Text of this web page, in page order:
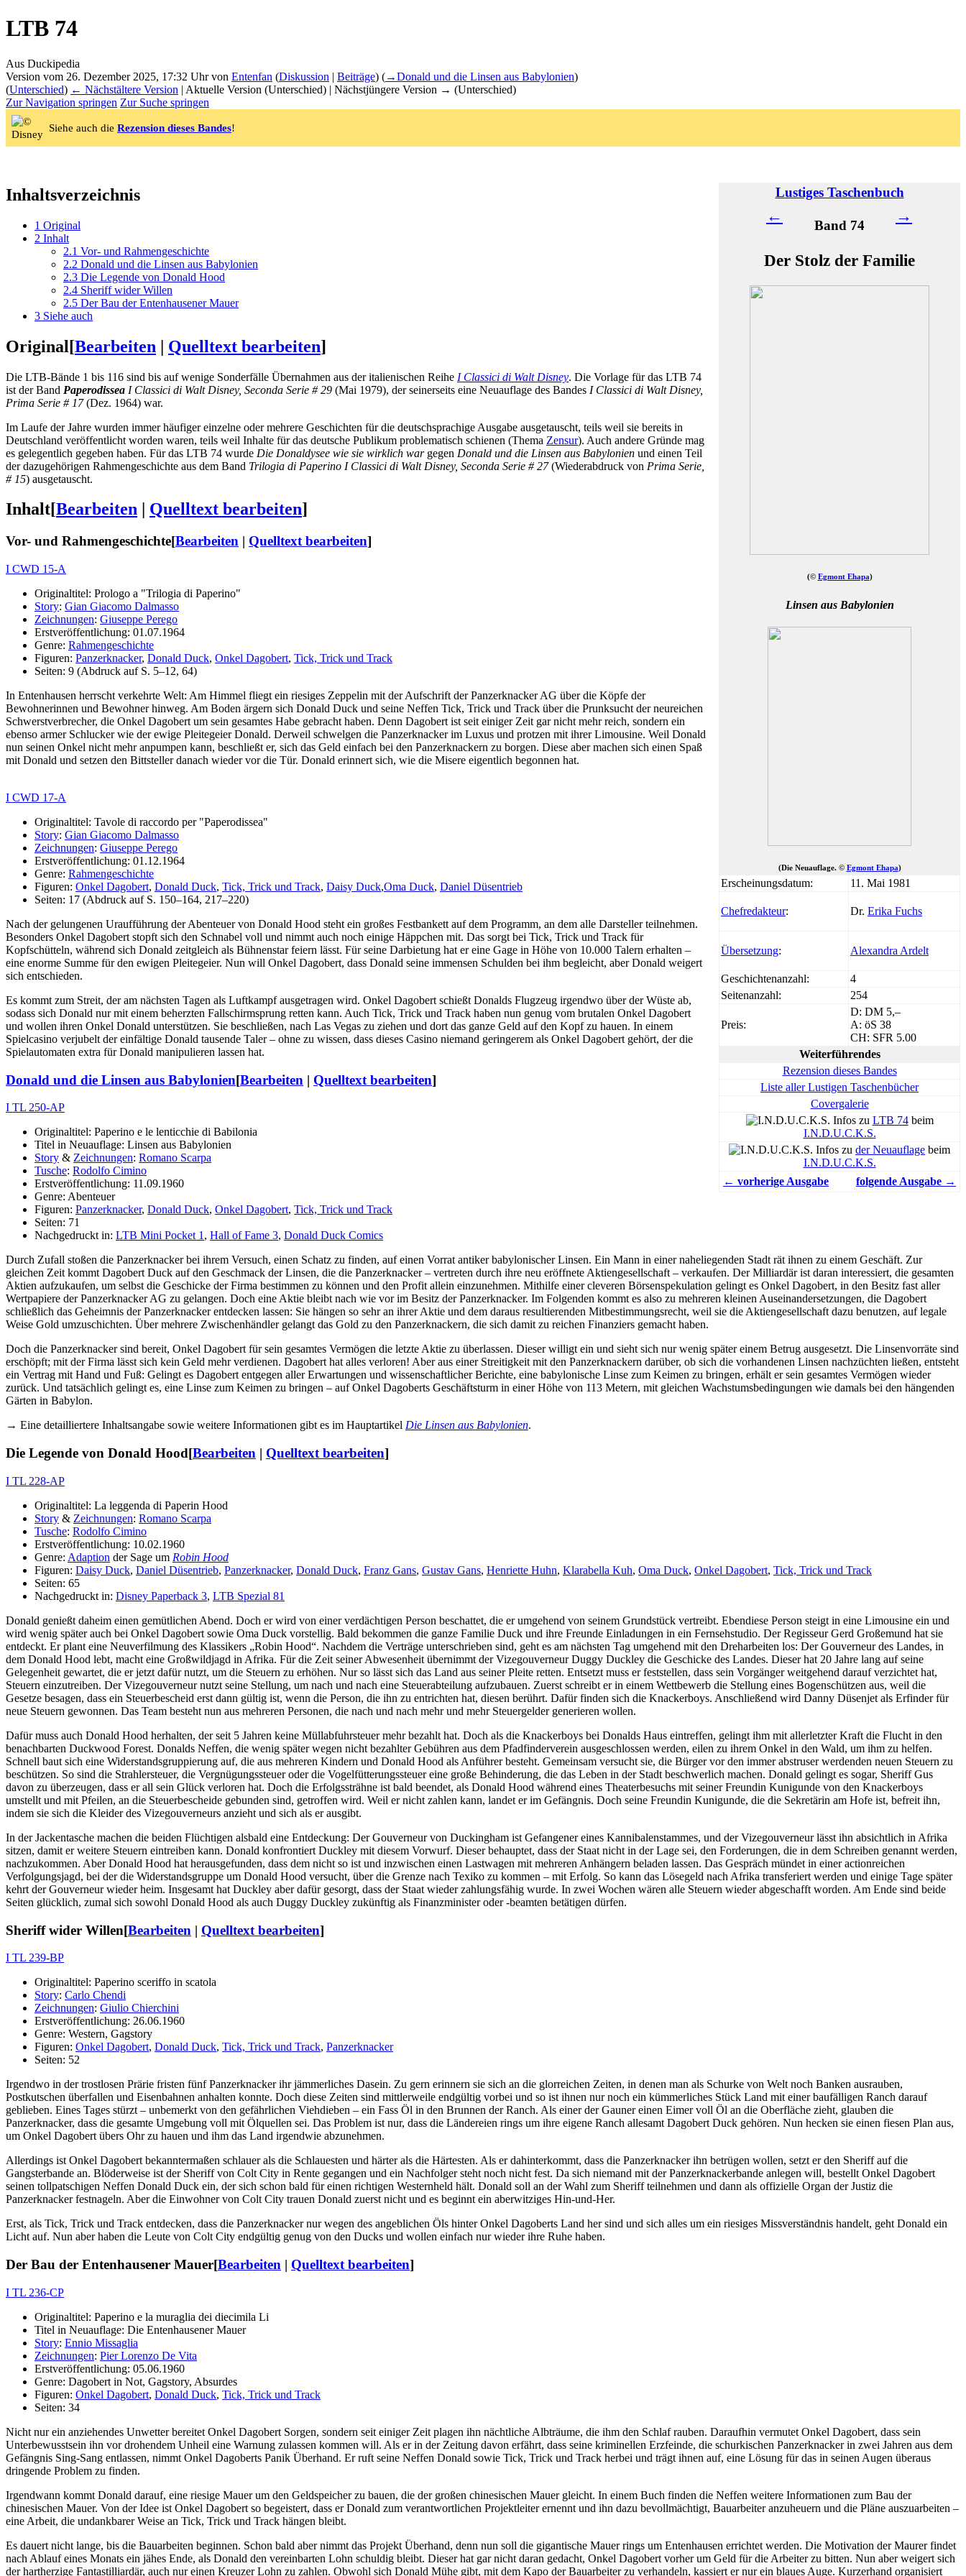
LTB 74
Aus Duckipedia
Version vom 26. Dezember 2025, 17:32 Uhr von Entenfan (Diskussion | Beiträge) (→Donald und die Linsen aus Babylonien)
(Unterschied) ← Nächstältere Version | Aktuelle Version (Unterschied) | Nächstjüngere Version → (Unterschied)
Zur Navigation springen Zur Suche springen
Siehe auch die Rezension dieses Bandes!
Lustiges Taschenbuch
←
Band 74
→
Der Stolz der Familie
(© Egmont Ehapa)
Linsen aus Babylonien
(Die Neuauflage. © Egmont Ehapa)
Erscheinungsdatum: 11. Mai 1981
Chefredakteur: Dr. Erika Fuchs
Übersetzung: Alexandra Ardelt
Geschichtenanzahl:
4
Seitenanzahl:
254
Preis:
D: DM 5,–
A: öS 38
CH: SFR 5.00
Weiterführendes
Rezension dieses Bandes
Liste aller Lustigen Taschenbücher
Covergalerie
Infos zu LTB 74beim
I.N.D.U.C.K.S.
Infos zu der Neuauflage beim
I.N.D.U.C.K.S.
← vorherige Ausgabe
folgende Ausgabe →
Inhaltsverzeichnis
1 Original
2 Inhalt
2.1 Vor- und Rahmengeschichte
2.2 Donald und die Linsen aus Babylonien
2.3 Die Legende von Donald Hood
2.4 Sheriff wider Willen
2.5 Der Bau der Entenhausener Mauer
3 Siehe auch
Original[Bearbeiten | Quelltext bearbeiten]
Die LTB-Bände 1 bis 116 sind bis auf wenige Sonderfälle Übernahmen aus der italienischen Reihe I Classici di Walt Disney. Die Vorlage für das LTB 74
ist der Band Paperodissea I Classici di Walt Disney, Seconda Serie # 29 (Mai 1979), der seinerseits eine Neuauflage des Bandes I Classici di Walt Disney,
Prima Serie # 17(Dez. 1964) war.
Im Laufe der Jahre wurden immer häufiger einzelne oder mehrere Geschichten für die deutschsprachige Ausgabe ausgetauscht, teils weil sie bereits in
Deutschland veröffentlicht worden waren, teils weil Inhalte für das deutsche Publikum problematisch schienen (Thema Zensur). Auch andere Gründe mag
es gelegentlich gegeben haben. Für das LTB 74 wurde Die Donaldysee wie sie wirklich wargegen Donald und die Linsen aus Babylonien und einen Teil
der dazugehörigen Rahmengeschichte aus dem Band Trilogia di Paperino I Classici di Walt Disney, Seconda Serie # 27(Wiederabdruck von Prima Serie,
# 15) ausgetauscht.
Inhalt[Bearbeiten Quelltext bearbeiten]
Vor- und Rahmengeschichte[Bearbeiten | Quelltext bearbeiten]
I CWD 15-A
Originaltitel: Prologo a "Trilogia di Paperino"
Story: Gian Giacomo Dalmasso
Zeichnungen: Giuseppe Perego
Erstveröffentlichung: 01.07.1964
Genre: Rahmengeschichte
Figuren: Panzerknacker, Donald Duck, Onkel Dagobert, Tick, Trick und Track
Seiten: 9 (Abdruck auf S. 5–12, 64)
In Entenhausen herrscht verkehrte Welt: Am Himmel fliegt ein riesiges Zeppelin mit der Aufschrift der Panzerknacker AG über die Köpfe der
Bewohnerinnen und Bewohner hinweg. Am Boden ärgern sich Donald Duck und seine Neffen Tick, Trick und Track über die Prunksucht der neureichen
Schwerstverbrecher, die Onkel Dagobert um sein gesamtes Habe gebracht haben. Denn Dagobert ist seit einiger Zeit gar nicht mehr reich, sondern ein
ebenso armer Schlucker wie der ewige Pleitegeier Donald. Derweil schwelgen die Panzerknacker im Luxus und protzen mit ihrer Limousine. Weil Donald
nun seinen Onkel nicht mehr anpumpen kann, beschließt er, sich das Geld einfach bei den Panzerknackern zu borgen. Diese aber machen sich einen Spaß
mit Donald und setzen den Bittsteller danach wieder vor die Tür. Donald erinnert sich, wie die Misere eigentlich begonnen hat.
I CWD 17-A
Originaltitel: Tavole di raccordo per "Paperodissea"
Story: Gian Giacomo Dalmasso
Zeichnungen: Giuseppe Perego
Erstveröffentlichung: 01.12.1964
Genre: Rahmengeschichte
Figuren: Onkel Dagobert, Donald Duck, Tick, Trick und Track, Daisy Duck,Oma Duck, Daniel Düsentrieb
Seiten: 17 (Abdruck auf S. 150–164, 217–220)
Nach der gelungenen Uraufführung der Abenteuer von Donald Hood steht ein großes Festbankett auf dem Programm, an dem alle Darsteller teilnehmen.
Besonders Onkel Dagobert stopft sich den Schnabel voll und nimmt auch noch einige Häppchen mit. Das sorgt bei Tick, Trick und Track für
Kopfschütteln, während sich Donald zeitgleich als Bühnenstar feiern lässt. Für seine Darbietung hat er eine Gage in Höhe von 10.000 Talern erhalten –
eine enorme Summe für den ewigen Pleitegeier. Nun will Onkel Dagobert, dass Donald seine immensen Schulden bei ihm begleicht, aber Donald weigert
sich entschieden.
Es kommt zum Streit, der am nächsten Tagen als Luftkampf ausgetragen wird. Onkel Dagobert schießt Donalds Flugzeug irgendwo über der Wüste ab,
sodass sich Donald nur mit einem beherzten Fallschirmsprung retten kann. Auch Tick, Trick und Track haben nun genug vom brutalen Onkel Dagobert
und wollen ihren Onkel Donald unterstützen. Sie beschließen, nach Las Vegas zu ziehen und dort das ganze Geld auf den Kopf zu hauen. In einem
Spielcasino verjubelt der einfältige Donald tausende Taler – ohne zu wissen, dass dieses Casino niemand geringerem als Onkel Dagobert gehört, der die
Spielautomaten extra für Donald manipulieren lassen hat.
Donald und die Linsen aus Babylonien[Bearbeiten | Quelltext bearbeiten]
I TL 250-AP
Originaltitel: Paperino e le lenticchie di Babilonia
Titel in Neuauflage: Linsen aus Babylonien
Story & Zeichnungen: Romano Scarpa
Tusche: Rodolfo Cimino
Erstveröffentlichung: 11.09.1960
Genre: Abenteuer
Figuren: Panzerknacker, Donald Duck, Onkel Dagobert, Tick, Trick und Track
Seiten: 71
Nachgedruckt in: LTB Mini Pocket 1, Hall of Fame 3, Donald Duck Comics
Durch Zufall stoßen die Panzerknacker bei ihrem Versuch, einen Schatz zu finden, auf einen Vorrat antiker babylonischer Linsen. Ein Mann in einer naheliegenden Stadt rät ihnen zu einem Geschäft. Zur
gleichen Zeit kommt Dagobert Duck auf den Geschmack der Linsen, die die Panzerknacker – vertreten durch ihre neu eröffnete Aktiengesellschaft – verkaufen. Der Milliardär ist daran interessiert, die gesamten
Aktien aufzukaufen, um selbst die Geschicke der Firma bestimmen zu können und den Profit allein einzunehmen. Mithilfe einer cleveren Börsenspekulation gelingt es Onkel Dagobert, in den Besitz fast aller
Wertpapiere der Panzerknacker AG zu gelangen. Doch eine Aktie bleibt nach wie vor im Besitz der Panzerknacker. Im Folgenden kommt es also zu mehreren kleinen Auseinandersetzungen, die Dagobert
schließlich das Geheimnis der Panzerknacker entdecken lassen: Sie hängen so sehr an ihrer Aktie und dem daraus resultierenden Mitbestimmungsrecht, weil sie die Aktiengesellschaft dazu benutzen, auf legale
Weise Gold umzuschichten. Über mehrere Zwischenhändler gelangt das Gold zu den Panzerknackern, die sich damit zu reichen Finanziers gemacht haben.
Doch die Panzerknacker sind bereit, Onkel Dagobert für sein gesamtes Vermögen die letzte Aktie zu überlassen. Dieser willigt ein und sieht sich nur wenig später einem Betrug ausgesetzt. Die Linsenvorräte sind
erschöpft; mit der Firma lässt sich kein Geld mehr verdienen. Dagobert hat alles verloren! Aber aus einer Streitigkeit mit den Panzerknackern darüber, ob sich die vorhandenen Linsen nachzüchten ließen, entsteht
ein Vertrag mit Hand und Fuß: Gelingt es Dagobert entgegen aller Erwartungen und wissenschaftlicher Berichte, eine babylonische Linse zum Keimen zu bringen, erhält er sein gesamtes Vermögen wieder
zurück. Und tatsächlich gelingt es, eine Linse zum Keimen zu bringen – auf Onkel Dagoberts Geschäftsturm in einer Höhe von 113 Metern, mit gleichen Wachstumsbedingungen wie damals bei den hängenden
Gärten in Babylon.
→ Eine detailliertere Inhaltsangabe sowie weitere Informationen gibt es im Hauptartikel Die Linsen aus Babylonien.
Die Legende von Donald Hood[Bearbeiten | Quelltext bearbeiten]
I TL 228-AP
Originaltitel: La leggenda di Paperin Hood
Story & Zeichnungen: Romano Scarpa
Tusche: Rodolfo Cimino
Erstveröffentlichung: 10.02.1960
Genre: Adaption der Sage um Robin Hood
Figuren: Daisy Duck, Daniel Düsentrieb, Panzerknacker, Donald Duck, Franz Gans, Gustav Gans, Henriette Huhn, Klarabella Kuh, Oma Duck, Onkel Dagobert, Tick, Trick und Track
Seiten: 65
Nachgedruckt in: Disney Paperback 3, LTB Spezial 81
Donald genießt daheim einen gemütlichen Abend. Doch er wird von einer verdächtigen Person beschattet, die er umgehend von seinem Grundstück vertreibt. Ebendiese Person steigt in eine Limousine ein und
wird wenig später auch bei Onkel Dagobert sowie Oma Duck vorstellig. Bald bekommen die ganze Familie Duck und ihre Freunde Einladungen in ein Fernsehstudio. Der Regisseur Gerd Großemund hat sie
entdeckt. Er plant eine Neuverfilmung des Klassikers „Robin Hood“. Nachdem die Verträge unterschrieben sind, geht es am nächsten Tag umgehend mit den Dreharbeiten los: Der Gouverneur des Landes, in
dem Donald Hood lebt, macht eine Großwildjagd in Afrika. Für die Zeit seiner Abwesenheit übernimmt der Vizegouverneur Duggy Duckley die Geschicke des Landes. Dieser hat 20 Jahre lang auf seine
Gelegenheit gewartet, die er jetzt dafür nutzt, um die Steuern zu erhöhen. Nur so lässt sich das Land aus seiner Pleite retten. Entsetzt muss er feststellen, dass sein Vorgänger weitgehend darauf verzichtet hat,
Steuern einzutreiben. Der Vizegouverneur nutzt seine Stellung, um nach und nach eine Steuerabteilung aufzubauen. Zuerst schreibt er in einem Wettbewerb die Stellung eines Bogenschützen aus, weil die
Gesetze besagen, dass ein Steuerbescheid erst dann gültig ist, wenn die Person, die ihn zu entrichten hat, diesen berührt. Dafür finden sich die Knackerboys. Anschließend wird Danny Düsenjet als Erfinder für
neue Steuern gewonnen. Das Team besteht nun aus mehreren Personen, die nach und nach mehr und mehr Steuergelder generieren wollen.
Dafür muss auch Donald Hood herhalten, der seit 5 Jahren keine Müllabfuhrsteuer mehr bezahlt hat. Doch als die Knackerboys bei Donalds Haus eintreffen, gelingt ihm mit allerletzter Kraft die Flucht in den
benachbarten Duckwood Forest. Donalds Neffen, die wenig später wegen nicht bezahlter Gebühren aus dem Pfadfinderverein ausgeschlossen werden, eilen zu ihrem Onkel in den Wald, um ihm zu helfen.
Schnell baut sich eine Widerstandsgruppierung auf, die aus mehreren Kindern und Donald Hood als Anführer besteht. Gemeinsam versucht sie, die Bürger vor den immer abstruser werdenden neuen Steuern zu
beschützen. So sind die Strahlersteuer, die Vergnügungssteuer oder die Vogelfütterungssteuer eine große Behinderung, die das Leben in der Stadt beschwerlich machen. Donald gelingt es sogar, Sheriff Gus
davon zu überzeugen, dass er all sein Glück verloren hat. Doch die Erfolgssträhne ist bald beendet, als Donald Hood während eines Theaterbesuchs mit seiner Freundin Kunigunde von den Knackerboys
umstellt und mit Pfeilen, an die Steuerbescheide gebunden sind, getroffen wird. Weil er nicht zahlen kann, landet er im Gefängnis. Doch seine Freundin Kunigunde, die die Sekretärin am Hofe ist, befreit ihn,
indem sie sich die Kleider des Vizegouverneurs anzieht und sich als er ausgibt.
In der Jackentasche machen die beiden Flüchtigen alsbald eine Entdeckung: Der Gouverneur von Duckingham ist Gefangener eines Kannibalenstammes, und der Vizegouverneur lässt ihn absichtlich in Afrika
sitzen, damit er weitere Steuern eintreiben kann. Donald konfrontiert Duckley mit diesem Vorwurf. Dieser behauptet, dass der Staat nicht in der Lage sei, den Forderungen, die in dem Schreiben genannt werden,
nachzukommen. Aber Donald Hood hat herausgefunden, dass dem nicht so ist und inzwischen einen Lastwagen mit mehreren Anhängern beladen lassen. Das Gespräch mündet in einer actionreichen
Verfolgungsjagd, bei der die Widerstandsgruppe um Donald Hood versucht, über die Grenze nach Texiko zu kommen – mit Erfolg. So kann das Lösegeld nach Afrika transferiert werden und einige Tage später
kehrt der Gouverneur wieder heim. Insgesamt hat Duckley aber dafür gesorgt, dass der Staat wieder zahlungsfähig wurde. In zwei Wochen wären alle Steuern wieder abgeschafft worden. Am Ende sind beide
Seiten glücklich, zumal sich sowohl Donald Hood als auch Duggy Duckley zukünftig als Finanzminister oder -beamten betätigen dürfen.
Sheriff wider Willen[Bearbeiten | Quelltext bearbeiten]
I TL 239-BP
Originaltitel: Paperino sceriffo in scatola
Story: Carlo Chendi
Zeichnungen: Giulio Chierchini
Erstveröffentlichung: 26.06.1960
Genre: Western, Gagstory
Figuren: Onkel Dagobert, Donald Duck, Tick, Trick und Track, Panzerknacker
Seiten: 52
Irgendwo in der trostlosen Prärie fristen fünf Panzerknacker ihr jämmerliches Dasein. Zu gern erinnern sie sich an die glorreichen Zeiten, in denen man als Schurke von Welt noch Banken ausrauben,
Postkutschen überfallen und Eisenbahnen anhalten konnte. Doch diese Zeiten sind mittlerweile endgültig vorbei und so ist ihnen nur noch ein kümmerliches Stück Land mit einer baufälligen Ranch darauf
geblieben. Eines Tages stürzt – unbemerkt von den gefährlichen Viehdieben – ein Fass Öl in den Brunnen der Ranch. Als einer der Gauner einen Eimer voll Öl an die Oberfläche zieht, glauben die
Panzerknacker, dass die gesamte Umgebung voll mit Ölquellen sei. Das Problem ist nur, dass die Ländereien rings um ihre eigene Ranch allesamt Dagobert Duck gehören. Nun hecken sie einen fiesen Plan aus,
um Onkel Dagobert übers Ohr zu hauen und ihm das Land irgendwie abzunehmen.
Allerdings ist Onkel Dagobert bekanntermaßen schlauer als die Schlauesten und härter als die Härtesten. Als er dahinterkommt, dass die Panzerknacker ihn betrügen wollen, setzt er den Sheriff auf die
Gangsterbande an. Blöderweise ist der Sheriff von Colt City in Rente gegangen und ein Nachfolger steht noch nicht fest. Da sich niemand mit der Panzerknackerbande anlegen will, bestellt Onkel Dagobert
seinen tollpatschigen Neffen Donald Duck ein, der sich schon bald für einen richtigen Westernheld hält. Donald soll an der Wahl zum Sheriff teilnehmen und dann als offizielle Organ der Justiz die
Panzerknacker festnageln. Aber die Einwohner von Colt City trauen Donald zuerst nicht und es beginnt ein aberwitziges Hin-und-Her.
Erst, als Tick, Trick und Track entdecken, dass die Panzerknacker nur wegen des angeblichen Öls hinter Onkel Dagoberts Land her sind und sich alles um ein riesiges Missverständnis handelt, geht Donald ein
Licht auf. Nun aber haben die Leute von Colt City endgültig genug von den Ducks und wollen einfach nur wieder ihre Ruhe haben.
Der Bau der Entenhausener Mauer[Bearbeiten | Quelltext bearbeiten]
I TL 236-CP
Originaltitel: Paperino e la muraglia dei diecimila Li
Titel in Neuauflage: Die Entenhausener Mauer
Story: Ennio Missaglia
Zeichnungen: Pier Lorenzo De Vita
Erstveröffentlichung: 05.06.1960
Genre: Dagobert in Not, Gagstory, Absurdes
Figuren: Onkel Dagobert, Donald Duck, Tick, Trick und Track
Seiten: 34
Nicht nur ein anziehendes Unwetter bereitet Onkel Dagobert Sorgen, sondern seit einiger Zeit plagen ihn nächtliche Albträume, die ihm den Schlaf rauben. Daraufhin vermutet Onkel Dagobert, dass sein
Unterbewusstsein ihn vor drohendem Unheil eine Warnung zulassen kommen will. Als er in der Zeitung davon erfährt, dass seine kriminellen Erzfeinde, die schurkischen Panzerknacker in zwei Jahren aus dem
Gefängnis Sing-Sang entlassen, nimmt Onkel Dagoberts Panik Überhand. Er ruft seine Neffen Donald sowie Tick, Trick und Track herbei und trägt ihnen auf, eine Lösung für das in seinen Augen überaus
dringende Problem zu finden.
Irgendwann kommt Donald darauf, eine riesige Mauer um den Geldspeicher zu bauen, die der großen chinesischen Mauer gleicht. In einem Buch finden die Neffen weitere Informationen zum Bau der
chinesischen Mauer. Von der Idee ist Onkel Dagobert so begeistert, dass er Donald zum verantwortlichen Projektleiter ernennt und ihn dazu bevollmächtigt, Bauarbeiter anzuheuern und die Pläne auszuarbeiten –
eine Arbeit, die undankbarer Weise an Tick, Trick und Track hängen bleibt.
Es dauert nicht lange, bis die Bauarbeiten beginnen. Schon bald aber nimmt das Projekt Überhand, denn nun soll die gigantische Mauer rings um Entenhausen errichtet werden. Die Motivation der Maurer findet
nach Ablauf eines Monats ein jähes Ende, als Donald den vereinbarten Lohn schuldig bleibt. Dieser hat gar nicht daran gedacht, Onkel Dagobert vorher um Geld für die Arbeiter zu bitten. Nun aber weigert sich
der hartherzige Fantastilliardär, auch nur einen Kreuzer Lohn zu zahlen. Obwohl sich Donald Mühe gibt, mit dem Kapo der Bauarbeiter zu verhandeln, kassiert er nur ein blaues Auge. Kurzerhand organisiert